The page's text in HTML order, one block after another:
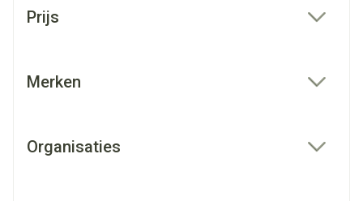
Prijs
Merken
Organisaties